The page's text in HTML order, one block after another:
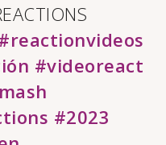
#videoreact
#2023